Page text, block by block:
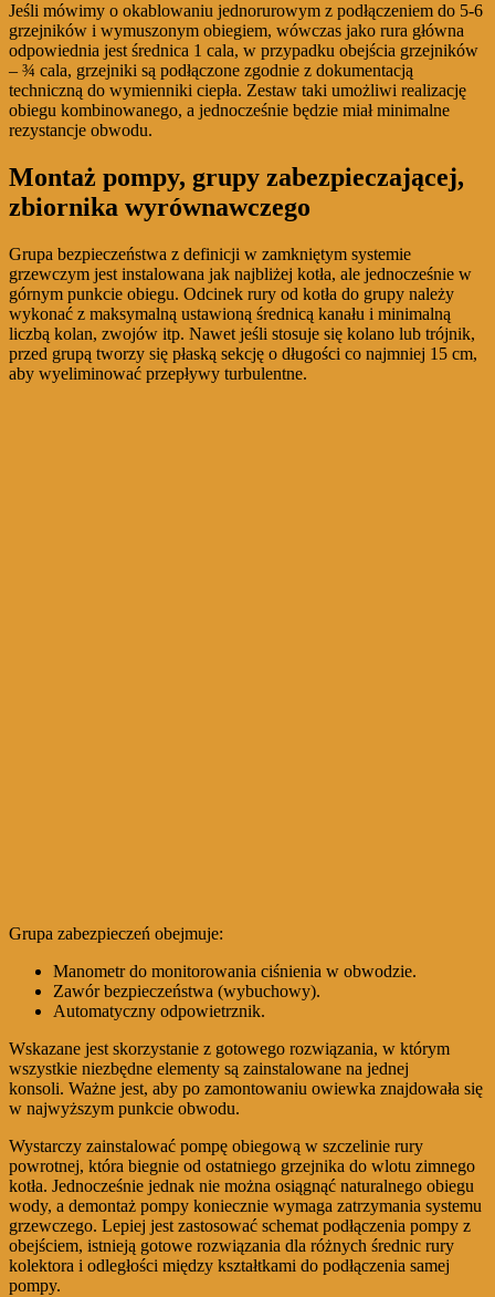
Jeśli mówimy o okablowaniu jednorurowym z podłączeniem do 5-6
grzejników i wymuszonym obiegiem, wówczas jako rura główna
odpowiednia jest średnica 1 cala, w przypadku obejścia grzejników
– ¾ cala, grzejniki są podłączone zgodnie z dokumentacją
techniczną do wymienniki ciepła. Zestaw taki umożliwi realizację
obiegu kombinowanego, a jednocześnie będzie miał minimalne
rezystancje obwodu.
Montaż pompy, grupy zabezpieczającej,
zbiornika wyrównawczego
Grupa bezpieczeństwa z definicji w zamkniętym systemie
grzewczym jest instalowana jak najbliżej kotła, ale jednocześnie w
górnym punkcie obiegu. Odcinek rury od kotła do grupy należy
wykonać z maksymalną ustawioną średnicą kanału i minimalną
liczbą kolan, zwojów itp. Nawet jeśli stosuje się kolano lub trójnik,
przed grupą tworzy się płaską sekcję o długości co najmniej 15 cm,
aby wyeliminować przepływy turbulentne.
Grupa zabezpieczeń obejmuje:
Manometr do monitorowania ciśnienia w obwodzie.
Zawór bezpieczeństwa (wybuchowy).
Automatyczny odpowietrznik.
Wskazane jest skorzystanie z gotowego rozwiązania, w którym
wszystkie niezbędne elementy są zainstalowane na jednej
konsoli. Ważne jest, aby po zamontowaniu owiewka znajdowała się
w najwyższym punkcie obwodu.
Wystarczy zainstalować pompę obiegową w szczelinie rury
powrotnej, która biegnie od ostatniego grzejnika do wlotu zimnego
kotła. Jednocześnie jednak nie można osiągnąć naturalnego obiegu
wody, a demontaż pompy koniecznie wymaga zatrzymania systemu
grzewczego. Lepiej jest zastosować schemat podłączenia pompy z
obejściem, istnieją gotowe rozwiązania dla różnych średnic rury
kolektora i odległości między kształtkami do podłączenia samej
pompy.